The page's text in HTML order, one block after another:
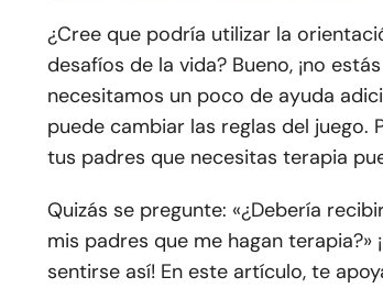
¿Cree que podría utilizar la
desafíos de la vida? Bueno, ¡no
necesitamos un poco de ayuda
puede cambiar las reglas del juego.
tus padres que necesitas terapia
Quizás se pregunte: «¿Debería
mis padres que me hagan terapia?»
sentirse así! En este artículo, te